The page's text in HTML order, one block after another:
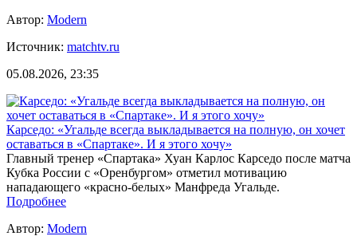
Автор: Modern
Источник: matchtv.ru
05.08.2026, 23:35
Карседо: «Угальде всегда выкладывается на полную, он хочет
оставаться в «Спартаке». И я этого хочу»
Главный тренер «Спартака» Хуан Карлос Карседо после матча
Кубка России с «Оренбургом» отметил мотивацию
нападающего «красно‑белых» Манфреда Угальде.
Подробнее
Автор: Modern